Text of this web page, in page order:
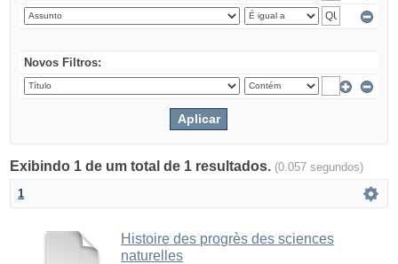
Novos Filtros:
Exibindo 1 de um total de 1 resultados. (0.057 segundos)
1
Histoire des progrès des sciences
naturelles